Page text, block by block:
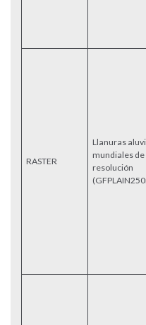
RASTER
Llanuras
mundiales de
resolución